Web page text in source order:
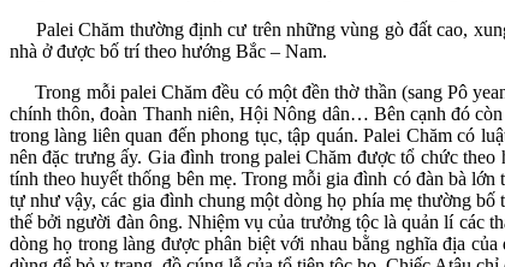
Palei Chăm thường định cư trên những vùng gò đất cao,
nhà ở được bố trí theo hướng Bắc – Nam.
Trong mỗi palei Chăm đều có một đền thờ thần (sang Pô
chính thôn, đoàn Thanh niên, Hội Nông dân… Bên cạnh đó
trong làng liên quan đến phong tục, tập quán. Palei Chăm có
nên đặc trưng ấy. Gia đình trong palei Chăm được tổ chức
tính theo huyết thống bên mẹ. Trong mỗi gia đình có đàn bà
tự như vậy, các gia đình chung một dòng họ phía mẹ thường
thế bởi người đàn ông. Nhiệm vụ của trưởng tộc là quản lí các
dòng họ trong làng được phân biệt với nhau bằng nghĩa địa